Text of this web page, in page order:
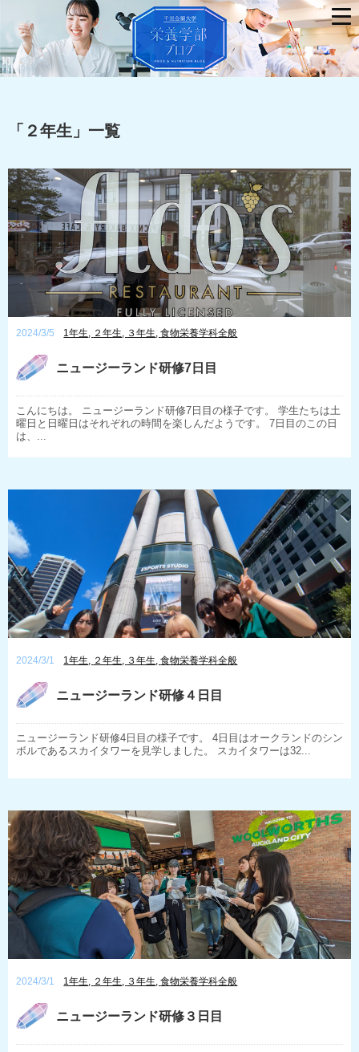
「 ２年生 」 一覧
2024/3/5 1年生, ２年生, ３年生,食物栄養学科全般
ニュージーランド研修7日目
こんにちは。 ニュージーランド研修7日目の様子です。 学生たちは土
曜日と日曜日はそれぞれの時間を楽しんだようです。 7日目のこの日
は、...
2024/3/1 1年生, ２年生, ３年生,食物栄養学科全般
ニュージーランド研修４日目
ニュージーランド研修4日目の様子です。 4日目はオークランドのシン
ボルであるスカイタワーを見学しました。 スカイタワーは32...
2024/3/1 1年生, ２年生, ３年生,食物栄養学科全般
ニュージーランド研修３日目